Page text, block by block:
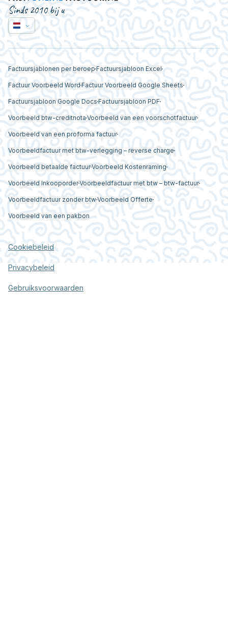
Sinds 2010 bij u
Factuursjablonen per beroep Factuursjabloon Excel
Factuur Voorbeeld Word Factuur Voorbeeld Google Sheets
Factuursjabloon Google Docs Factuursjabloon PDF
Voorbeeld btw-creditnota Voorbeeld van een voorschotfactuur
Voorbeeld van een proforma factuur
Voorbeeldfactuur met btw-verlegging – reverse charge
Voorbeeld betaalde factuurVoorbeeld Kostenraming
Voorbeeld InkooporderVoorbeeldfactuur met btw – btw-factuur
Voorbeeldfactuur zonder btwVoorbeeld Offerte
Voorbeeld van een pakbon
Cookiebeleid
Privacybeleid
Gebruiksvoorwaarden